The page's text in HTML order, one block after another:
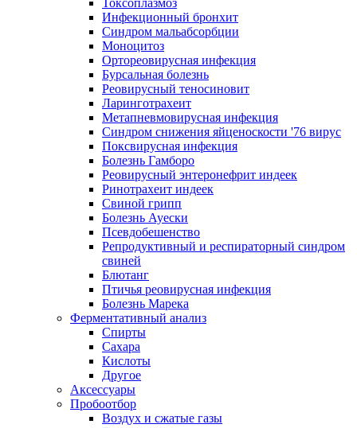
Токсоплазмоз
Инфекционный бронхит
Синдром мальабсорбции
Моноцитоз
Ортореовирусная инфекция
Бурсальная болезнь
Реовирусный теносиновит
Ларинготрахеит
Метапневмовирусная инфекция
Синдром снижения яйценоскости '76 вирус
Поксвирусная инфекция
Болезнь Гамборо
Реовирусный энтеронефрит индеек
Ринотрахеит индеек
Свиной грипп
Болезнь Ауески
Псевдобешенство
Репродуктивный и респираторный синдром
свиней
Блютанг
Птичья реовирусная инфекция
Болезнь Марека
Ферментативный анализ
Спирты
Сахара
Кислоты
Другое
Аксессуары
Пробоотбор
Воздух и сжатые газы